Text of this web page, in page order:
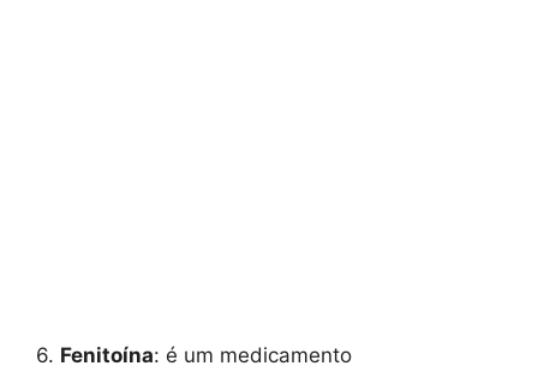
6. Fenitoína: é um medicamento